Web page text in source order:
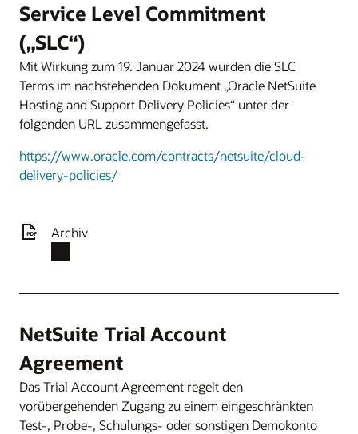
Service Level Commitment
(„SLC“)
Mit Wirkung zum 19. Januar 2024 wurden die SLC
Terms im nachstehenden Dokument „Oracle NetSuite
Hosting and Support Delivery Policies“ unter der
folgenden URL zusammengefasst.
https://www.oracle.com/contracts/netsuite/cloud-
delivery-policies/
Archiv
NetSuite Trial Account
Agreement
Das Trial Account Agreement regelt den
vorübergehenden Zugang zu einem eingeschränkten
Test-, Probe-, Schulungs- oder sonstigen Demokonto